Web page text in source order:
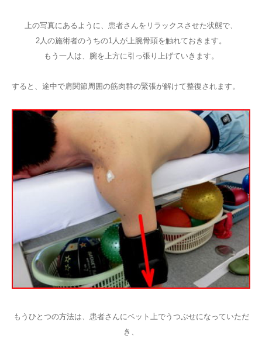
上の写真にあるように、患者さんをリラックスさせた状態で、
2人の施術者のうちの1人が上腕骨頭を触れておきます。
もう一人は、腕を上方に引っ張り上げていきます。
すると、途中で肩関節周囲の筋肉群の緊張が解けて整復されます。
もうひとつの方法は、患者さんにベット上でうつぶせになっていただ
き、